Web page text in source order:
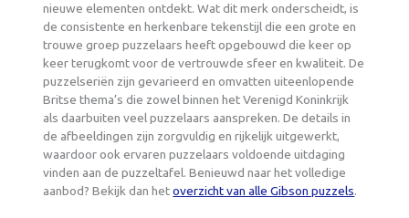
nieuwe elementen ontdekt. Wat dit merk onderscheidt, is
de consistente en herkenbare tekenstijl die een grote en
trouwe groep puzzelaars heeft opgebouwd die keer op
keer terugkomt voor de vertrouwde sfeer en kwaliteit. De
puzzelseriën zijn gevarieerd en omvatten uiteenlopende
Britse thema’s die zowel binnen het Verenigd Koninkrijk
als daarbuiten veel puzzelaars aanspreken. De details in
de afbeeldingen zijn zorgvuldig en rijkelijk uitgewerkt,
waardoor ook ervaren puzzelaars voldoende uitdaging
vinden aan de puzzeltafel. Benieuwd naar het volledige
aanbod? Bekijk dan hetoverzicht van alle Gibson puzzels.